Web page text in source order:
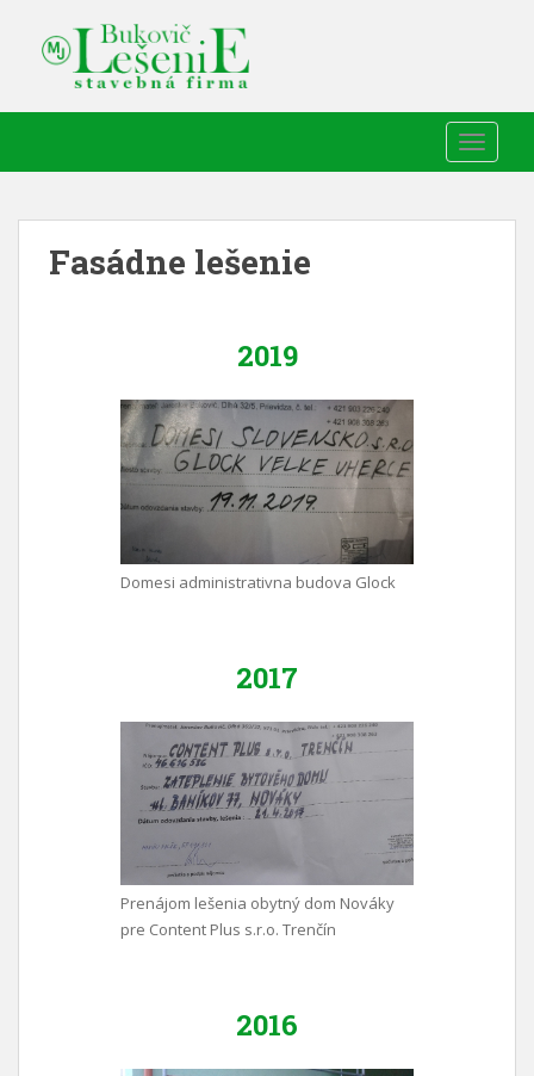
Fasádne lešenie
2019
Domesi administrativna budova Glock
2017
Prenájom lešenia obytný dom Nováky
pre Content Plus s.r.o. Trenčín
2016